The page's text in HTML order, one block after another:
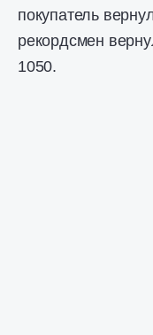
покупатель
рекордсмен
1050.